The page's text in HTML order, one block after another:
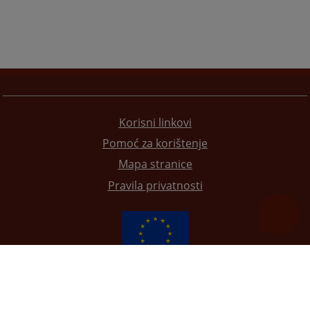
Korisni linkovi
Pomoć za korištenje
Mapa stranice
Pravila privatnosti